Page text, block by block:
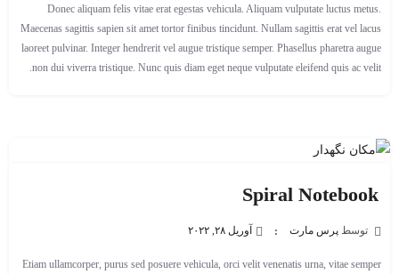
Donec aliquam felis vitae erat egestas vehicula. Aliquam vulputate luctus metus.
Maecenas sagittis sapien sit amet tortor finibus tincidunt. Nullam sagittis erat vel lacus
laoreet pulvinar. Integer hendrerit vel augue tristique semper. Phasellus pharetra augue
non dui viverra tristique. Nunc quis diam eget neque vulputate eleifend quis ac velit.
Spiral Notebook
توسط پرس مارت آوریل ۲۸, ۲۰۲۲
Etiam ullamcorper, purus sed posuere vehicula, orci velit venenatis urna, vitae semper